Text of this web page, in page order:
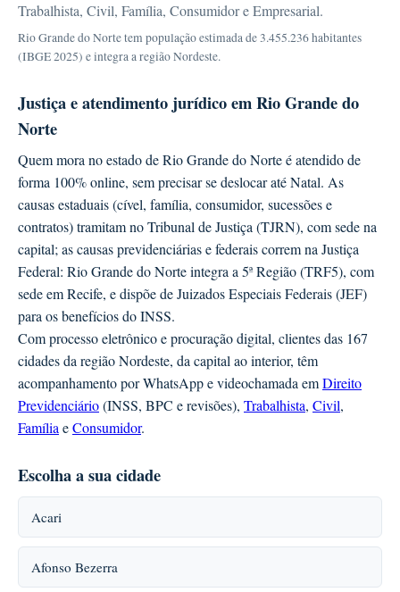
Trabalhista, Civil, Família, Consumidor e Empresarial.
Rio Grande do Norte tem população estimada de 3.455.236 habitantes
(IBGE 2025) e integra a região Nordeste.
Justiça e atendimento jurídico em Rio Grande do
Norte
Quem mora no estado de Rio Grande do Norte é atendido de
forma 100% online, sem precisar se deslocar até Natal. As
causas estaduais (cível, família, consumidor, sucessões e
contratos) tramitam no Tribunal de Justiça (TJRN), com sede na
capital; as causas previdenciárias e federais correm na Justiça
Federal: Rio Grande do Norte integra a 5ª Região (TRF5), com
sede em Recife, e dispõe de Juizados Especiais Federais (JEF)
para os benefícios do INSS.
Com processo eletrônico e procuração digital, clientes das 167
cidades da região Nordeste, da capital ao interior, têm
acompanhamento por WhatsApp e videochamada emDireito
Previdenciário(INSS, BPC e revisões), Trabalhista, Civil,
Família eConsumidor.
Escolha a sua cidade
Acari
Afonso Bezerra